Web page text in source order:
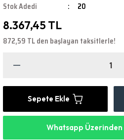
Stok Adedi
20
8.367,45 TL
872,59 TL den başlayan taksitlerle!
Sepete Ekle
Whatsapp Üzerinden